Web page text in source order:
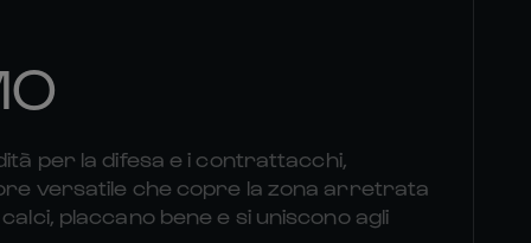
per la difesa e i contrattacchi,
versatile che copre la zona arretrata
placcano bene e si uniscono agli